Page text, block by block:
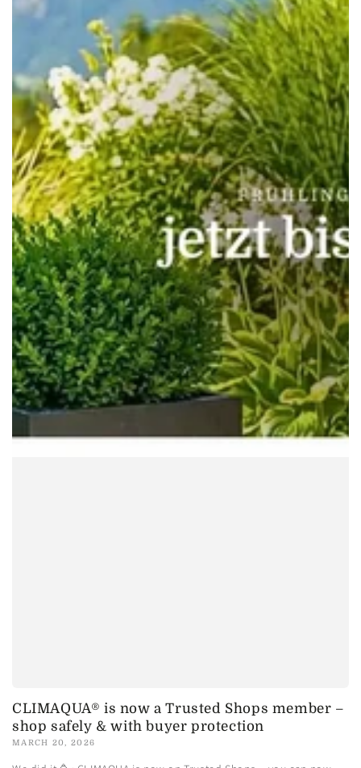
CLIMAQUA® is now a Trusted Shops member –
shop safely & with buyer protection
MARCH 20, 2026